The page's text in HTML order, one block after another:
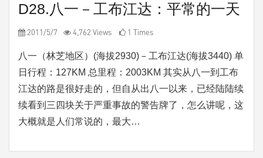
D28.八一－工布江达：平常的一天
2011/5/7 4,762 Views 1 Times
八一（林芝地区）(海拔2930)－工布江达(海拔3440) 单
日行程：127KM 总里程：2003KM 其实从八一到工布
江达的路是很好走的，但自从出八一以来，已经陆陆续
续看到三四块关于严重事故的警告牌了，怎么讲呢，这
大概就是人们常说的，最大…